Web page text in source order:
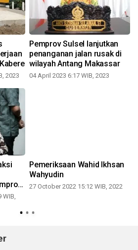
2023
Pemprov Sulsel lanjutkan
penanganan jalan rusak di
wilayah Antang Makassar
04 April 2023 6:17 WIB, 2023
Pemeriksaan Wahid Ikhsan
Wahyudin
27 October 2022 15:12 WIB, 2022